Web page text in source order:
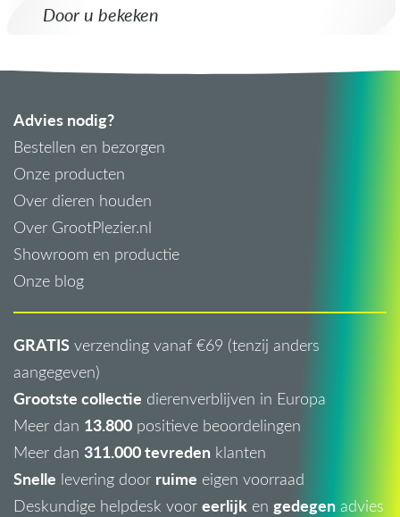
Door u bekeken
Advies nodig?
Bestellen en bezorgen
Onze producten
Over dieren houden
Over GrootPlezier.nl
Showroom en productie
Onze blog
GRATIS verzending vanaf €69 (tenzij anders
aangegeven)
Grootste collectie dierenverblijven in Europa
Meer dan 13.800 positieve beoordelingen
Meer dan 311.000 tevreden klanten
Snelle levering door ruime eigen voorraad
Deskundige helpdesk voor eerlijk en gedegen advies